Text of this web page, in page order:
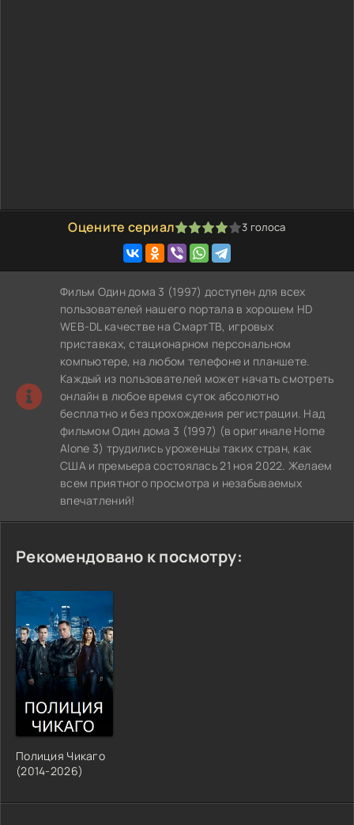
Оцените сериал
1 2 3 4 5 3 голоса
Фильм Один дома 3 (1997) доступен для всех
пользователей нашего портала в хорошем HD
WEB-DL качестве на СмартТВ, игровых
приставках, стационарном персональном
компьютере, на любом телефоне и планшете.
Каждый из пользователей может начать смотреть
онлайн в любое время суток абсолютно
бесплатно и без прохождения регистрации. Над
фильмом Один дома 3 (1997) (в оригинале Home
Alone 3) трудились уроженцы таких стран, как
США и премьера состоялась 21 ноя 2022. Желаем
всем приятного просмотра и незабываемых
впечатлений!
Рекомендовано к посмотру:
Полиция Чикаго
(2014-2026)